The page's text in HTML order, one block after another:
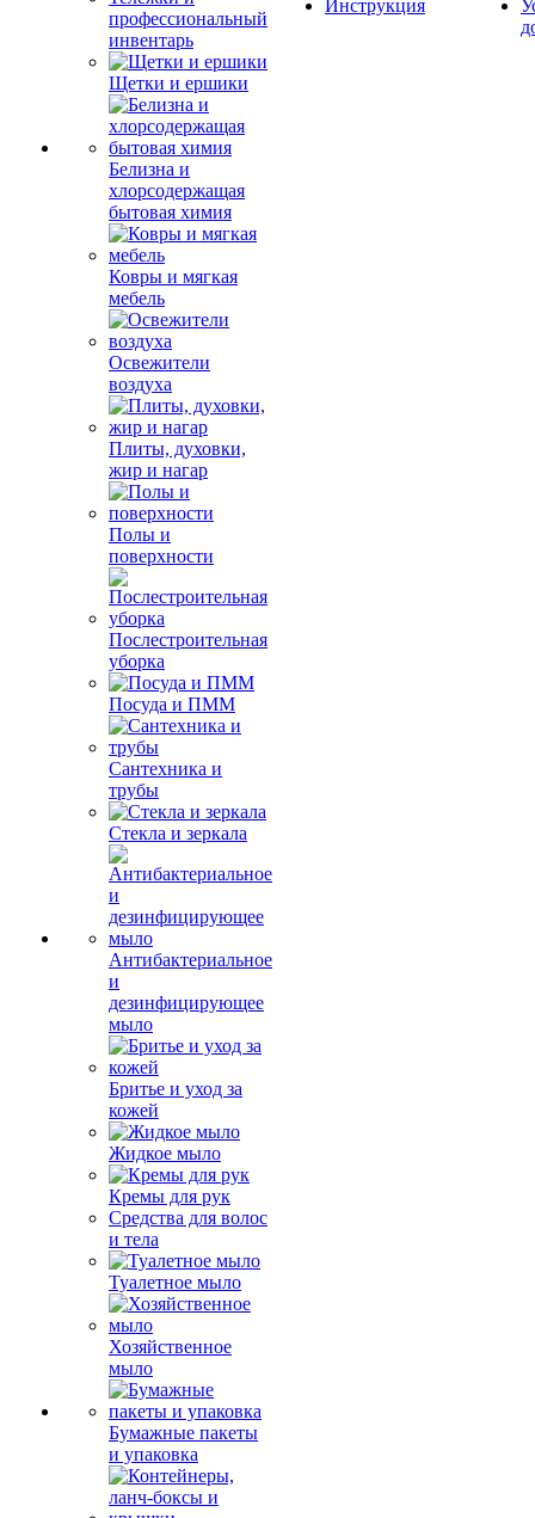
профессиональный
инвентарь
Щетки и ершики
Белизна и
хлорсодержащая
бытовая химия
Ковры и мягкая
мебель
Освежители
воздуха
Плиты, духовки,
жир и нагар
Полы и
поверхности
Послестроительная
уборка
Посуда и ПММ
Сантехника и
трубы
Стекла и зеркала
Антибактериальное
и
дезинфицирующее
мыло
Бритье и уход за
кожей
Жидкое мыло
Кремы для рук
Средства для волос
и тела
Туалетное мыло
Хозяйственное
мыло
Бумажные пакеты
и упаковка
Инструкция